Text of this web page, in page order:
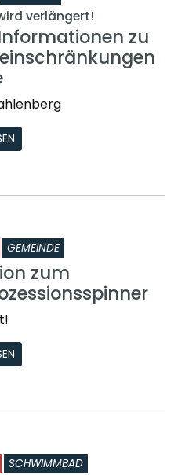
verlängert!
zu
GEMEINDE
zum
SCHWIMMBAD